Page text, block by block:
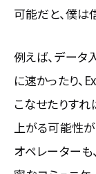
可能だと、僕は
例えば、データ
に速かったり、
こなせたりす
上がる可能性
オペレーター